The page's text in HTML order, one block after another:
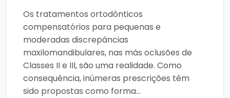
Os tratamentos ortodônticos
compensatórios para pequenas e
moderadas discrepâncias
maxilomandibulares, nas más oclusões de
Classes II e III, são uma realidade. Como
consequência, inúmeras prescrições têm
sido propostas como forma...